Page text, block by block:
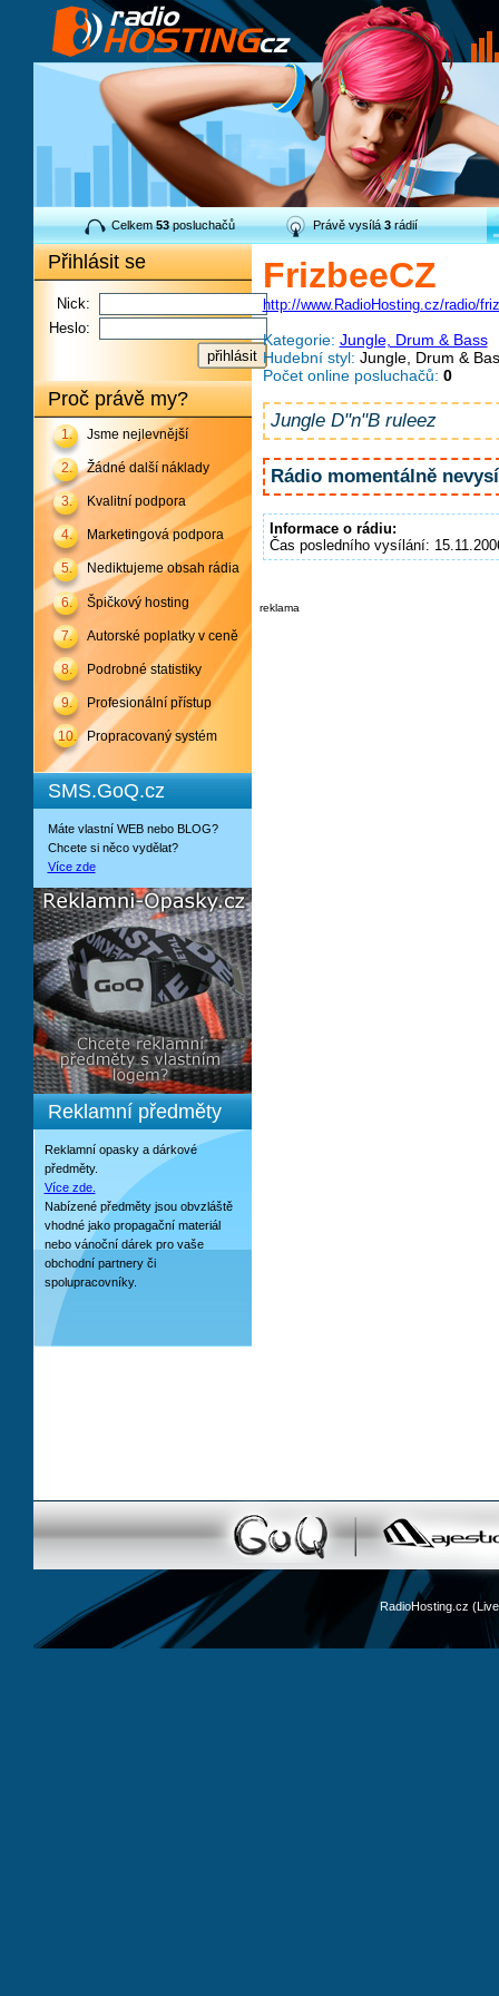
Celkem53posluchačů Právě vysílá3rádií
Přihlásit se
Nick:
Heslo:
Proč právě my?
1. Jsme nejlevnější
2. Žádné další náklady
3. Kvalitní podpora
4. Marketingová podpora
5. Nediktujeme obsah rádia
6. Špičkový hosting
7. Autorské poplatky v ceně
8. Podrobné statistiky
9. Profesionální přístup
10. Propracovaný systém
SMS.GoQ.cz
Máte vlastní WEB nebo BLOG?
Chcete si něco vydělat?
Více zde
Reklamní předměty
Reklamní opasky a dárkové
předměty.
Více zde.
Nabízené předměty jsou obvzláště
vhodné jako propagační materiál
nebo vánoční dárek pro vaše
obchodní partnery či
spolupracovníky.
FrizbeeCZ
http://www.RadioHosting.cz/radio/
Kategorie: Jungle, Drum & Bass
Hudební styl: Jungle, Drum &
Počet online posluchačů: 0
Jungle D"n"B ruleez
Rádio momentálně
Informace o rádiu:
Čas posledního vysílání:
reklama
RadioHosting.cz